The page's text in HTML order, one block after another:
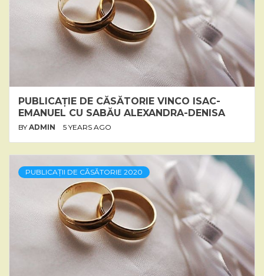
PUBLICAȚIE DE CĂSĂTORIE VINCO ISAC-
EMANUEL CU SABĂU ALEXANDRA-DENISA
BY ADMIN 5 YEARS AGO
PUBLICAȚII DE CĂSĂTORIE 2020